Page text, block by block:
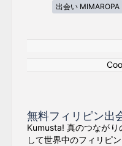
出会い MIMAROPA
無料フィリピン出
Kumusta! 真のつなが
して世界中のフィリピ